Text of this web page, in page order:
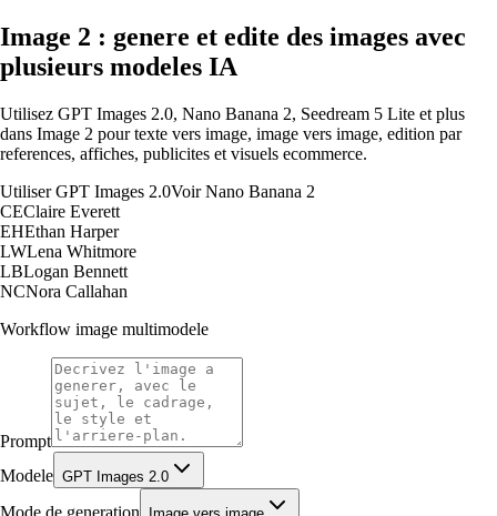
Image 2 : genere et edite des images avec
plusieurs modeles IA
Utilisez GPT Images 2.0, Nano Banana 2, Seedream 5 Lite et plus
dans Image 2 pour texte vers image, image vers image, edition par
references, affiches, publicites et visuels ecommerce.
Utiliser GPT Images 2.0Voir Nano Banana 2
CEClaire Everett
EHEthan Harper
LWLena Whitmore
LBLogan Bennett
NCNora Callahan
Workflow image multimodele
Prompt
Modele GPT Images 2.0
Mode de generation